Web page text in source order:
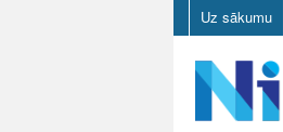
Uz sākumu